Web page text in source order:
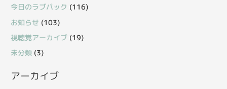
今日のラブパック (116)
お知らせ (103)
視聴覚アーカイブ (19)
未分類 (3)
アーカイブ